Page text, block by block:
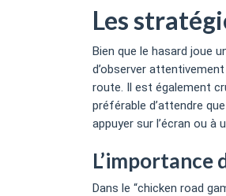
Les
Bien que le hasard joue
d’observer
route. Il est également
préférable d’attendre
appuyer sur l’écran ou
L’importance
Dans le “chicken road